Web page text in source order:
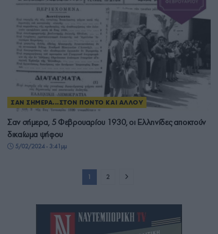
ΣΑΝ ΣΗΜΕΡΑ...ΣΤΟΝ ΠΟΝΤΟ ΚΑΙ ΑΛΛΟΥ
Σαν σήμερα, 5 Φεβρουαρίου 1930, οι Ελληνίδες αποκτούν
δικαίωμα ψήφου
5/02/2024 - 3:41μμ
1 2